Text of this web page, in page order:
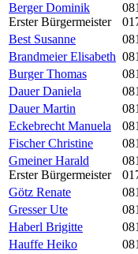
Berger Dominik
Erster Bürgermeister
Best Susanne
Brandmeier Elisabeth
Burger Thomas
Dauer Daniela
Dauer Martin
Eckebrecht Manuela
Fischer Christine
Gmeiner Harald
Erster Bürgermeister
Götz Renate
Gresser Ute
Haberl Brigitte
Hauffe Heiko